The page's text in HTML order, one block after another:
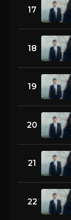
17
18
19
20
21
22